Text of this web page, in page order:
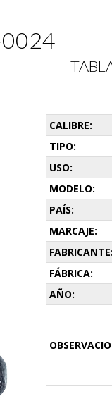
CALIBRE:
TIPO:
USO:
MODELO:
PAÍS:
MARCAJE:
FABRICANTE:
FÁBRICA:
AÑO: